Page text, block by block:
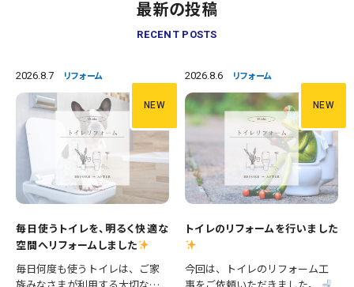
最新の投稿
RECENT POSTS
2026.8.7 リフォーム
NEW
毎日使うトイレを、明るく快適な
空間へリフォームしました
毎日何度も使うトイレは、ご家
族みなさまが利用する大切な空
2026.8.6 リフォーム
NEW
トイレのリフォームを行いました
今回は、トイレのリフォーム工
事をご依頼いただきました。